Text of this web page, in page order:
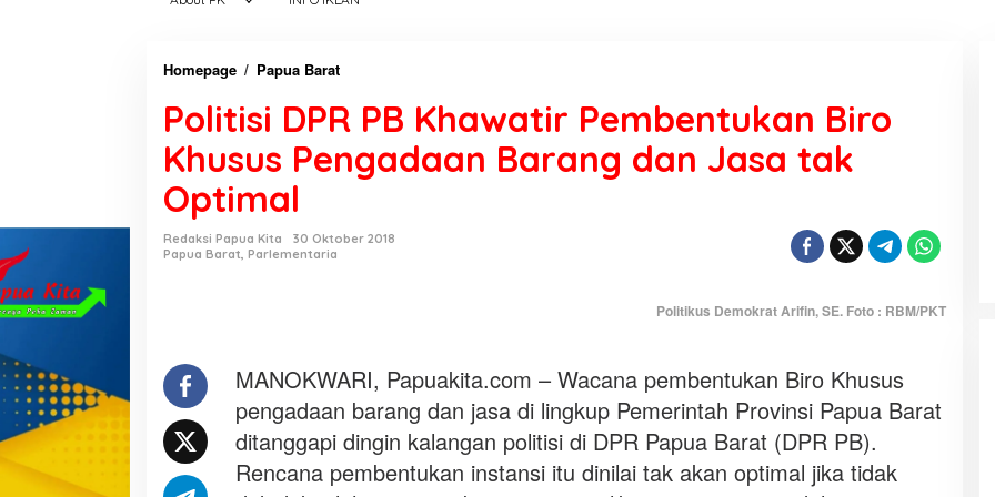
Homepage / Papua Barat
l
t
i
K
h
a
a
Politisi DPR PB Khawatir Pembentukan Biro
Khusus Pengadaan Barang dan Jasa tak
Optimal
Redaksi Papua Kita
30 Oktober 2018
Papua Barat, Parlementaria
Politikus Demokrat Arifin, SE. Foto : RBM/PKT
MANOKWARI, Papuakita.com – Wacana pembentukan Biro Khusus
pengadaan barang dan jasa di lingkup Pemerintah Provinsi Papua Barat
ditanggapi dingin kalangan politisi di DPR Papua Barat (DPR PB).
Rencana pembentukan instansi itu dinilai tak akan optimal jika tidak
7 Agustus 2026